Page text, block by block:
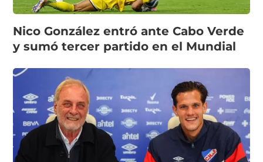
Nico González entró ante Cabo Verde
y sumó tercer partido en el Mundial